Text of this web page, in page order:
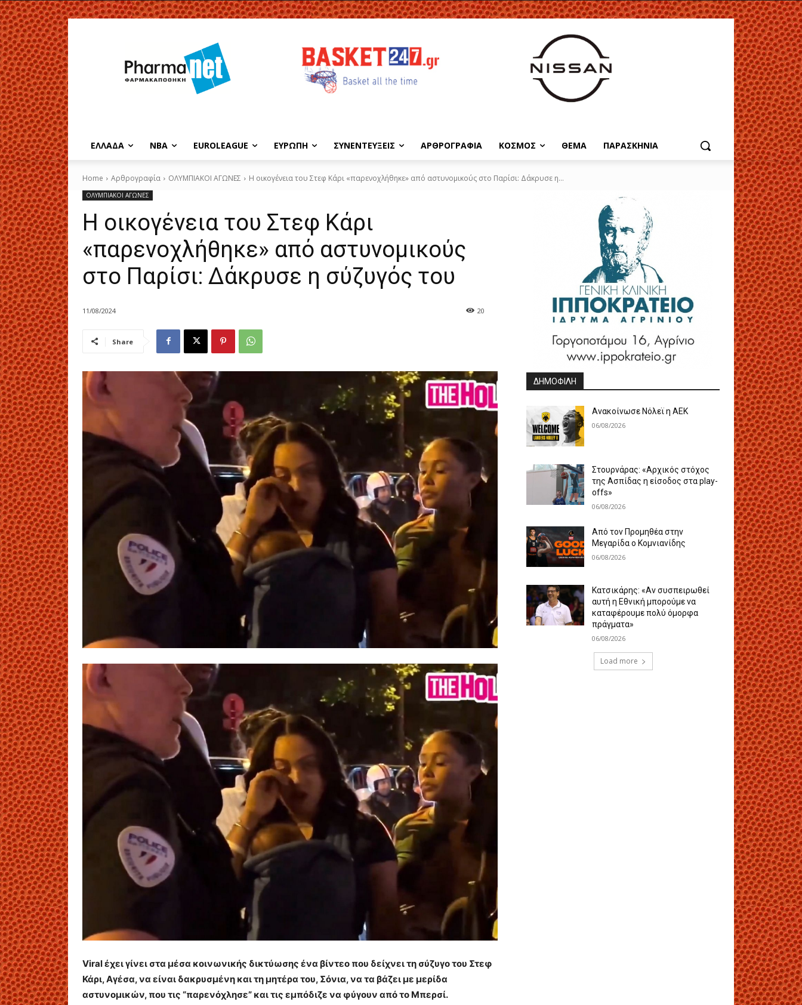
EΛΛΑΔΑ NBA ΕUROLEAGUE ΕΥΡΩΠΗ ΣΥΝΕΝΤΕΥΞΕΙΣ ΑΡΘΡΟΓΡΑΦΙΑ ΚΟΣΜΟΣ ΘΕΜΑ ΠΑΡΑΣΚΗΝΙΑ
Home Αρθρογραφία ΟΛΥΜΠΙΑΚΟΙ ΑΓΩΝΕΣ Η οικογένεια του Στεφ Κάρι «παρενοχλήθηκε» από αστυνομικούς στο Παρίσι: Δάκρυσε η...
ΟΛΥΜΠΙΑΚΟΙ ΑΓΩΝΕΣ
Η οικογένεια του Στεφ Κάρι
«παρενοχλήθηκε» από αστυνομικούς
στο Παρίσι: Δάκρυσε η σύζυγός του
11/08/2024 20
Share
Viral έχει γίνει στα μέσα κοινωνικής δικτύωσης ένα βίντεο που δείχνει τη σύζυγο του Στεφ
Κάρι, Αγέσα, να είναι δακρυσμένη και τη μητέρα του, Σόνια, να τα βάζει με μερίδα
αστυνομικών, που τις “παρενόχλησε” και τις εμπόδιζε να φύγουν από το Μπερσί.
ΔΗΜΟΦΙΛΗ
Ανακοίνωσε Νόλεϊ η ΑΕΚ
06/08/2026
Στουρνάρας: «Αρχικός στόχος
της Ασπίδας η είσοδος στα play-
offs»
06/08/2026
Από τον Προμηθέα στην
Μεγαρίδα ο Κομνιανίδης
06/08/2026
Κατσικάρης: «Αν συσπειρωθεί
αυτή η Εθνική μπορούμε να
καταφέρουμε πολύ όμορφα
πράγματα»
06/08/2026
Load more